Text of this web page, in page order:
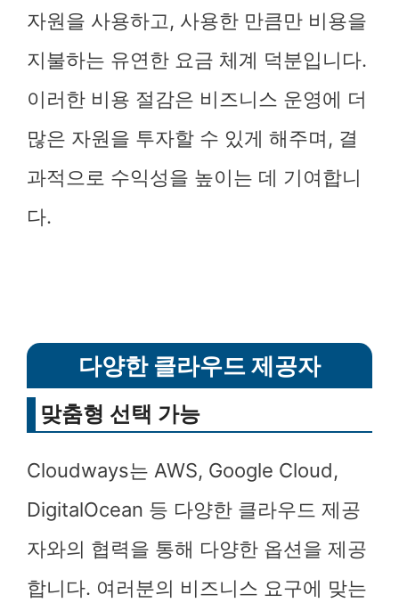
자원을 사용하고, 사용한 만큼만 비용을
지불하는 유연한 요금 체계 덕분입니다.
이러한 비용 절감은 비즈니스 운영에 더
많은 자원을 투자할 수 있게 해주며, 결
과적으로 수익성을 높이는 데 기여합니
다.
다양한 클라우드 제공자
맞춤형 선택 가능
Cloudways는 AWS, Google Cloud,
DigitalOcean 등 다양한 클라우드 제공
자와의 협력을 통해 다양한 옵션을 제공
합니다. 여러분의 비즈니스 요구에 맞는